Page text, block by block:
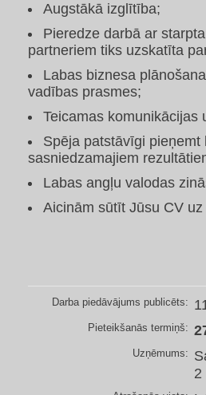
Augstākā izglītība;
Pieredze darbā ar
partneriem tiks uzskatīta
Labas biznesa
vadības prasmes;
Teicamas komunikācijas
Spēja patstāvīgi
sasniedzamajiem
Labas angļu valodas
Aicinām sūtīt Jūsu CV
Darba piedāvājums publicēts:
Pieteikšanās termiņš:
Uzņēmums:
2